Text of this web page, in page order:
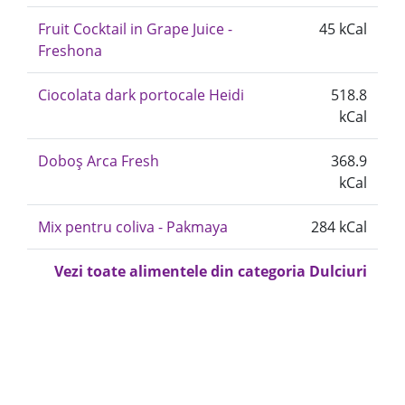
Fruit Cocktail in Grape Juice -
Freshona
45 kCal
Ciocolata dark portocale Heidi
518.8
kCal
Doboș Arca Fresh
368.9
kCal
Mix pentru coliva - Pakmaya 284 kCal
Vezi toate alimentele din categoria Dulciuri